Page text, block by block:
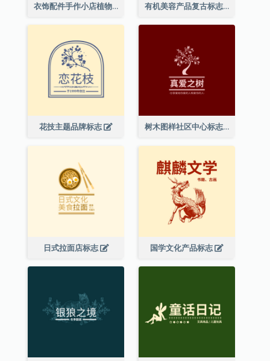
衣饰配件手作小店植物主题标志设计 有机美容产品复古标志
花技主题品牌标志 树木图样社区中心标志
日式拉面店标志 国学文化产品标志